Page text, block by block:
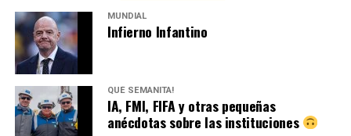
MUNDIAL
Infierno Infantino
QUÉ SEMANITA!
IA, FMI, FIFA y otras pequeñas
anécdotas sobre las instituciones